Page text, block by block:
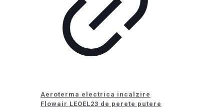
Aeroterma electrica incalzire
Flowair LEOEL23 de perete putere